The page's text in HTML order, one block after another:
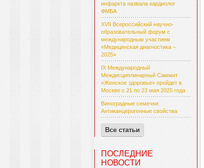
инфаркта назвала кардиолог
ФМБА
XVII Всероссийский научно-
образовательный форум с
международным участием
«Медицинская диагностика –
2025»
IX Международный
Междисциплинарный Саммит
«Женское здоровье» пройдет в
Москве с 21 по 23 мая 2025 года
Виноградные семечки:
Антиканцерогенные свойства
Все статьи
ПОСЛЕДНИЕ
НОВОСТИ